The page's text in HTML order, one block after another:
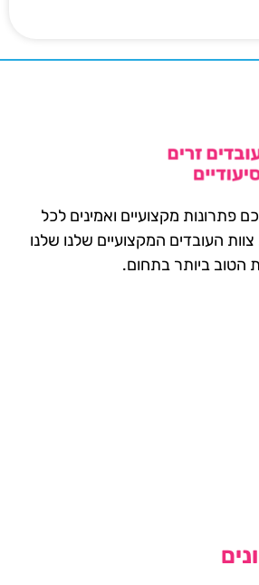
פתרונות מקצועיים ואמינים לכל
צוות העובדים המקצועיים שלנו שלנו
הטוב ביותר בתחום.